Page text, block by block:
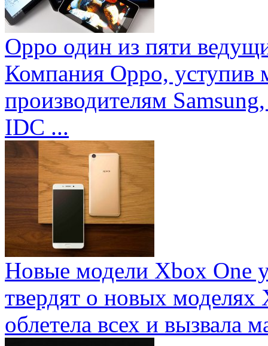
Oppo один из пяти
Компания Oppo, уступив
производителям
IDC ...
Новые модели Xbox One
твердят о новых
облетела всех и вызвала